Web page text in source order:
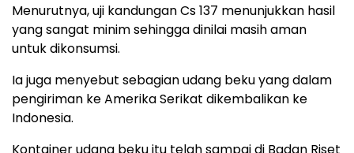
Menurutnya, uji kandungan Cs 137 menunjukkan hasil
yang sangat minim sehingga dinilai masih aman
untuk dikonsumsi.
Ia juga menyebut sebagian udang beku yang dalam
pengiriman ke Amerika Serikat dikembalikan ke
Indonesia.
Kontainer udang beku itu telah sampai di Badan Riset